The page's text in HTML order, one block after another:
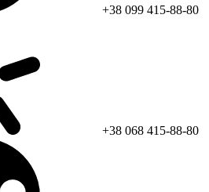
+38 099 415-88-80
+38 068 415-88-80